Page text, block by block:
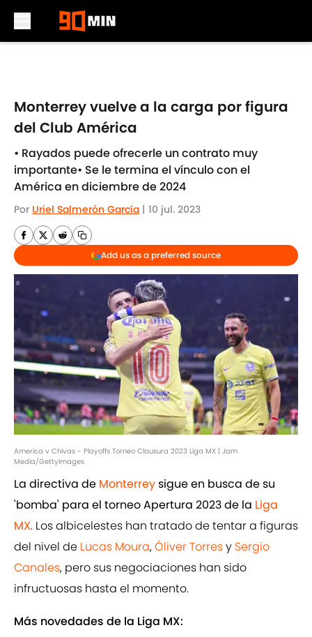
Monterrey vuelve a la carga por figura
del Club América
• Rayados puede ofrecerle un contrato muy
importante• Se le termina el vínculo con el
América en diciembre de 2024
Por Uriel Salmerón García | 10 jul. 2023
Add us as a preferred source
America v Chivas - Playoffs Torneo Clausura 2023 Liga MX | Jam
Media/GettyImages
La directiva de Monterreysigue en busca de su
'bomba' para el torneo Apertura 2023 de la Liga
MX. Los albicelestes han tratado de tentar a figuras
del nivel de Lucas Moura,Óliver Torresy Sergio
Canales, pero sus negociaciones han sido
infructuosas hasta el momento.
Más novedades de la Liga MX: